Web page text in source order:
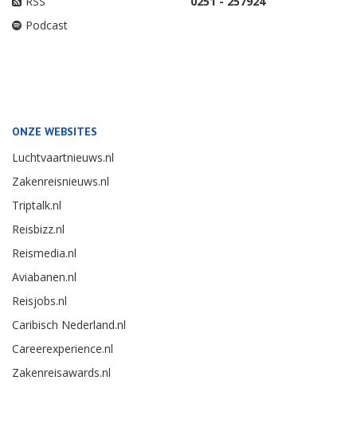
Podcast
ONZE WEBSITES
Luchtvaartnieuws.nl
Zakenreisnieuws.nl
Triptalk.nl
Reisbizz.nl
Reismedia.nl
Aviabanen.nl
Reisjobs.nl
Caribisch Nederland.nl
Careerexperience.nl
Zakenreisawards.nl